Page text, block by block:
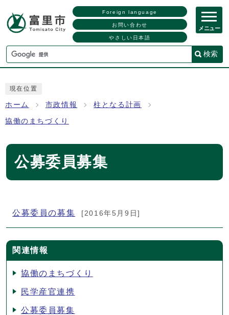
Foreign language
お問い合わせ
やさしい日本語
検索
メニュー
現在位置
ホーム 市政情報 柱となる計画
協働のまちづくり
公募委員募集
メインメニュー
公募委員の募集 [2016年5月9日]
関連情報
協働のまちづくり
民学産官連携
公募委員募集